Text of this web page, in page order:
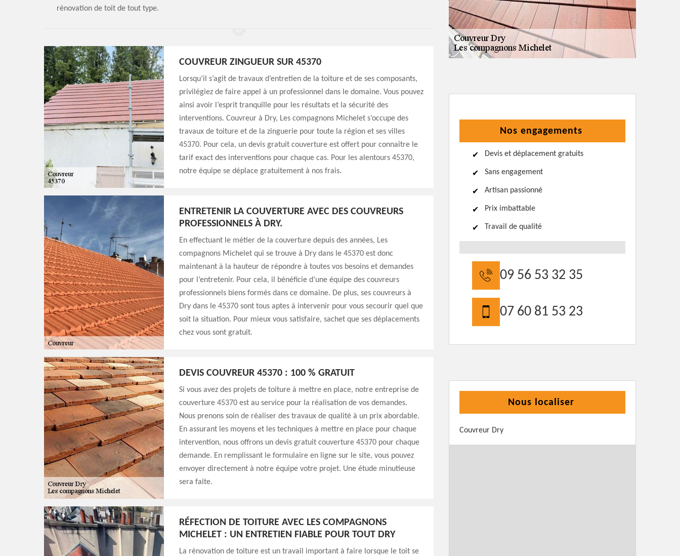
rénovation de toit de tout type.
COUVREUR ZINGUEUR SUR 45370
Lorsqu’il s’agit de travaux d’entretien de la toiture et de ses composants,
privilégiez de faire appel à un professionnel dans le domaine. Vous pouvez
ainsi avoir l’esprit tranquille pour les résultats et la sécurité des
interventions. Couvreur à Dry, Les compagnons Michelet s’occupe des
travaux de toiture et de la zinguerie pour toute la région et ses villes
45370. Pour cela, un devis gratuit couverture est offert pour connaître le
tarif exact des interventions pour chaque cas. Pour les alentours 45370,
notre équipe se déplace gratuitement à nos frais.
ENTRETENIR LA COUVERTURE AVEC DES COUVREURS
PROFESSIONNELS À DRY.
En effectuant le métier de la couverture depuis des années, Les
compagnons Michelet qui se trouve à Dry dans le 45370 est donc
maintenant à la hauteur de répondre à toutes vos besoins et demandes
pour l’entretenir. Pour cela, il bénéficie d’une équipe des couvreurs
professionnels biens formés dans ce domaine. De plus, ses couvreurs à
Dry dans le 45370 sont tous aptes à intervenir pour vous secourir quel que
soit la situation. Pour mieux vous satisfaire, sachet que ses déplacements
chez vous sont gratuit.
DEVIS COUVREUR 45370 : 100 % GRATUIT
Si vous avez des projets de toiture à mettre en place, notre entreprise de
couverture 45370 est au service pour la réalisation de vos demandes.
Nous prenons soin de réaliser des travaux de qualité à un prix abordable.
En assurant les moyens et les techniques à mettre en place pour chaque
intervention, nous offrons un devis gratuit couverture 45370 pour chaque
demande. En remplissant le formulaire en ligne sur le site, vous pouvez
envoyer directement à notre équipe votre projet. Une étude minutieuse
sera faite.
RÉFECTION DE TOITURE AVEC LES COMPAGNONS
MICHELET : UN ENTRETIEN FIABLE POUR TOUT DRY
La rénovation de toiture est un travail important à faire lorsque le toit se
Nos engagements
Devis et déplacement gratuits
Sans engagement
Artisan passionné
Prix imbattable
Travail de qualité
09 56 53 32 35
07 60 81 53 23
Nous localiser
Couvreur Dry